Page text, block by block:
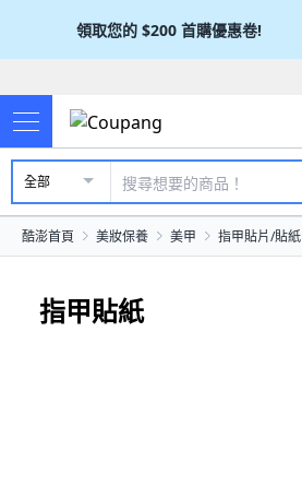
領取您的 $200 首購優惠卷!
全部
酷澎首頁 美妝保養 美甲 指甲貼片/貼紙
指甲貼紙